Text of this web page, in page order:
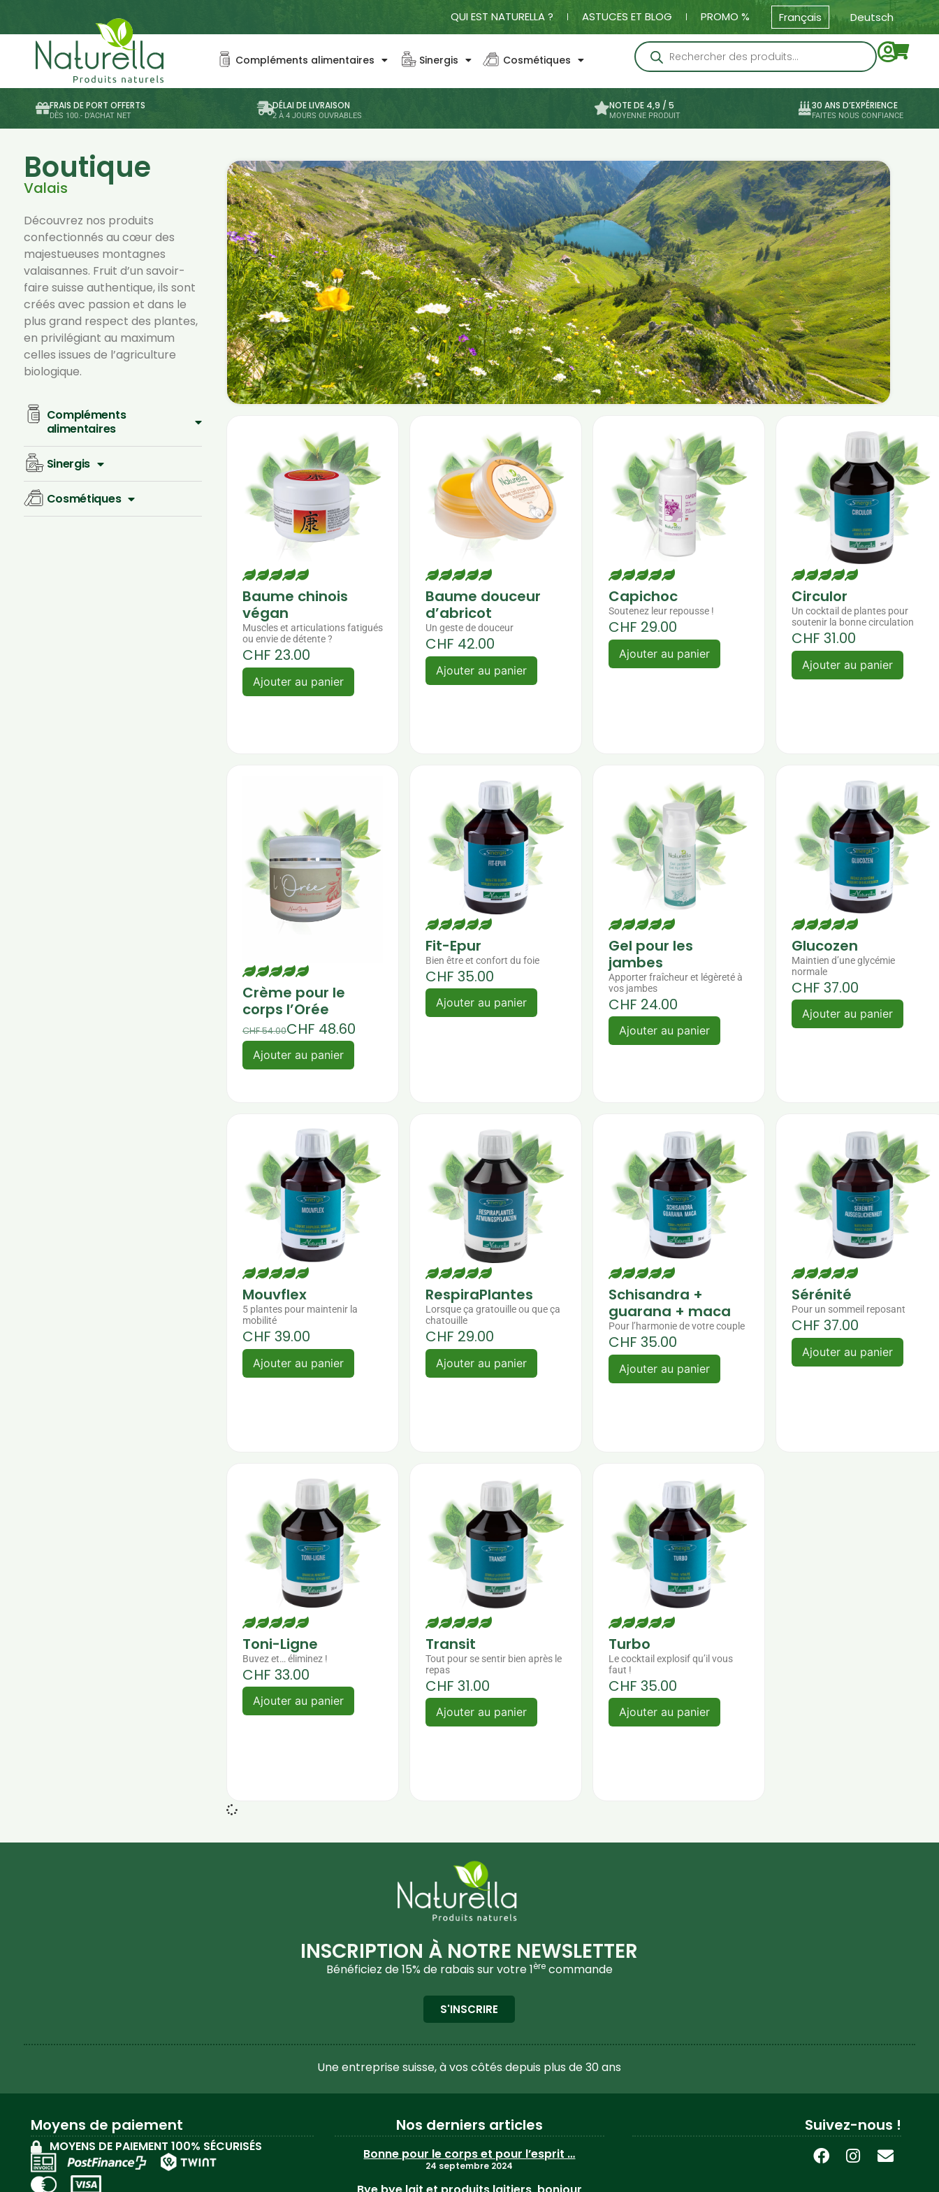
QUI EST NATURELLA ? ASTUCES ET BLOG PROMO % Français Deutsch
Compléments alimentaires Sinergis Cosmétiques
FRAIS DE PORT OFFERTS
DÈS 100.- D’ACHAT NET
DÉLAI DE LIVRAISON
2 À 4 JOURS OUVRABLES
NOTE DE 4,9 / 5
MOYENNE PRODUIT
30 ANS D’EXPÉRIENCE
FAITES NOUS CONFIANCE
Boutique
Valais
Découvrez nos produits
confectionnés au cœur des
majestueuses montagnes
valaisannes. Fruit d’un savoir-
faire suisse authentique, ils sont
créés avec passion et dans le
plus grand respect des plantes,
en privilégiant au maximum
celles issues de l’agriculture
biologique.
Compléments
alimentaires
Sinergis
Cosmétiques
Baume chinois
végan
Muscles et articulations fatigués
ou envie de détente ?
CHF 23.00
Ajouter au panier
Baume douceur
d’abricot
Un geste de douceur
CHF 42.00
Ajouter au panier
Capichoc
Soutenez leur repousse !
CHF 29.00
Ajouter au panier
Circulor
Un cocktail de plantes pour
soutenir la bonne circulation
CHF 31.00
Ajouter au panier
Crème pour le
corps l’Orée
CHF54.00CHF 48.60
Ajouter au panier
Fit-Epur
Bien être et confort du foie
CHF 35.00
Ajouter au panier
Gel pour les
jambes
Apporter fraîcheur et légèreté à
vos jambes
CHF 24.00
Ajouter au panier
Glucozen
Maintien d’une glycémie
normale
CHF 37.00
Ajouter au panier
Mouvflex
5 plantes pour maintenir la
mobilité
CHF 39.00
Ajouter au panier
RespiraPlantes
Lorsque ça gratouille ou que ça
chatouille
CHF 29.00
Ajouter au panier
Schisandra +
guarana + maca
Pour l’harmonie de votre couple
CHF 35.00
Ajouter au panier
Sérénité
Pour un sommeil reposant
CHF 37.00
Ajouter au panier
Toni-Ligne
Buvez et… éliminez !
CHF 33.00
Ajouter au panier
Transit
Tout pour se sentir bien après le
repas
CHF 31.00
Ajouter au panier
Turbo
Le cocktail explosif qu’il vous
faut !
CHF 35.00
Ajouter au panier
INSCRIPTION À NOTRE NEWSLETTER
Bénéficiez de 15% de rabais sur votre 1èrecommande
S'INSCRIRE
Une entreprise suisse, à vos côtés depuis plus de 30 ans
Moyens de paiement
MOYENS DE PAIEMENT 100% SÉCURISÉS
Nos derniers articles
Bonne pour le corps et pour l’esprit …
24 septembre 2024
Suivez-nous !